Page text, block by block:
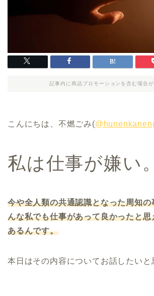
記事内に商品プロモーションを含む場合
こんにちは、不燃ごみ(
私は仕事が嫌い。
今や全人類の共通認識となった周知の
んな私でも仕事があって良かったと思
あるんです。
本日はその内容についてお話したいと